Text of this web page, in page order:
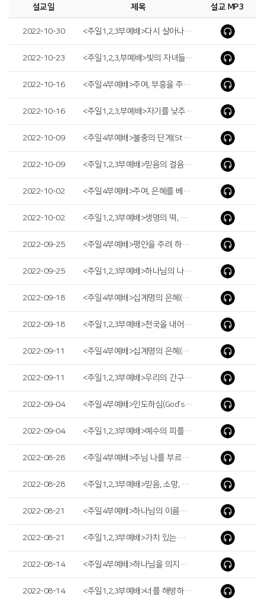
설교일 제목 설교 MP3
2022-10-30 <주일1,2,3부예배>다시 살아나리라!(You Will Rise Again!)
2022-10-23 <주일1,2,3,부예배>빛의 자녀들처럼 행하라(Live as Children of Light)
2022-10-16 <주일4부예배>주여, 부흥을 주옵소서(Lord, Give Us Revival!)
2022-10-16 <주일1,2,3,부예배>자기를 낮추는 사람(One Who Humbles Himself)
2022-10-09 <주일4부예배>불충의 단계(Stages of Disloyalty)
2022-10-09 <주일1,2,3부예배>믿음의 걸음(Step of Faith)
2022-10-02 <주일4부예배>주여, 은혜를 베푸소서(Lord, Be Gracious To Us)
2022-10-02 <주일1,2,3부예배>생명의 떡, 예수(The Bread of Life, Jesus)
2022-09-25 <주일4부예배>평안을 주려 하심이라(It is For My Peace)
2022-09-25 <주일1,2,3부예배>하나님의 나라를 살자(Let’s Live in the Kingdom of God)
2022-09-18 <주일4부예배>십계명의 은혜(Ⅱ) (The Grace of the Ten Commandments) (Ⅱ)
2022-09-18 <주일1,2,3부예배>천국을 내어주시는 하나님(God Who Gives Heaven)
2022-09-11 <주일4부예배>십계명의 은혜(Ⅰ) (The Grace of the Ten Commandments) (Ⅰ)
2022-09-11 <주일1,2,3부예배>우리의 간구(Our Prayer)
2022-09-04 <주일4부예배>인도하심(God’s Guidance)
2022-09-04 <주일1,2,3부예배>예수의 피를 힘입어(By the Blood of Jesus)
2022-08-28 <주일4부예배>주님 나를 부르실 때(When the Lord Calls Me)
2022-08-28 <주일1,2,3부예배>믿음, 소망, 사랑(Faith, Hope and Love)
2022-08-21 <주일4부예배>하나님의 이름으로 나아가노라(I Come in the Name of the God)
2022-08-21 <주일1,2,3부예배>가치 있는 삶, 가치 있는 믿음(A Worthwhile Life, a Worthwhile Belief)
2022-08-14 <주일4부예배>하나님을 의지하는 사람(The Man Who Trusts in God)
2022-08-14 <주일1,2,3부예배>너를 해방하였음이라(The Law of the Spirit has set you Free)